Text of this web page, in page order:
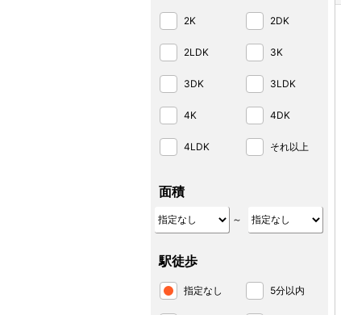
2K 2DK
2LDK 3K
3DK 3LDK
4K 4DK
4LDK それ以上
面積
～
駅徒歩
指定なし 5分以内